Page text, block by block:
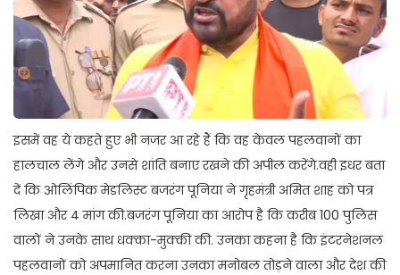
इसमें वह ये कहते हुए भी नजर आ रहे हैं कि वह केवल पहलवानों का
हालचाल लेंगे और उनसे शांति बनाए रखने की अपील करेंगे.वही इधर बता
दें कि ओलिंपिक मेडलिस्ट बजरंग पूनिया ने गृहमंत्री अमित शाह को पत्र
लिखा और 4 मांग की.बजरंग पूनिया का आरोप है कि करीब 100 पुलिस
वालों ने उनके साथ धक्का-मुक्की की. उनका कहना है कि इंटरनेशनल
पहलवानों को अपमानित करना उनका मनोबल तोड़ने वाला और देश की